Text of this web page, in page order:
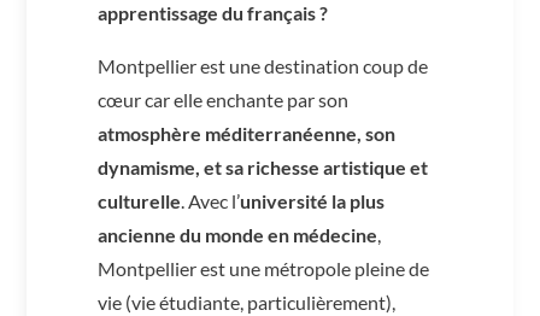
apprentissage du français ?
Montpellier est une destination coup de
cœur car elle enchante par son
atmosphère méditerranéenne, son
dynamisme, et sa richesse artistique et
culturelle. Avec l’université la plus
ancienne du monde en médecine,
Montpellier est une métropole pleine de
vie (vie étudiante, particulièrement),